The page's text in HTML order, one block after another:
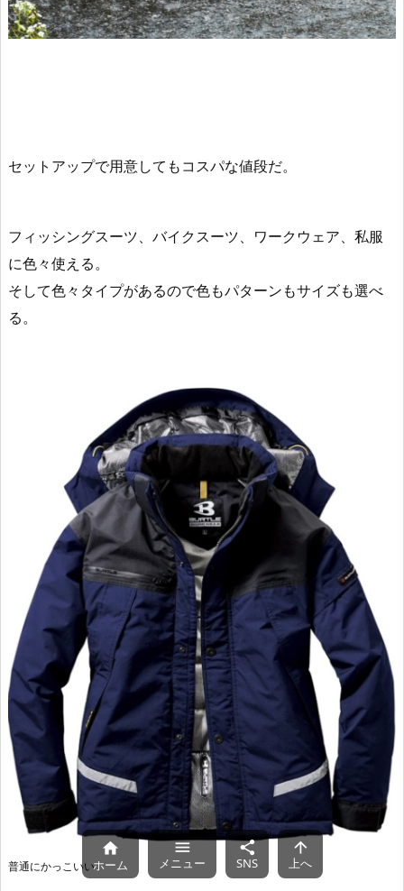
セットアップで用意してもコスパな値段だ。
フィッシングスーツ、バイクスーツ、ワークウェア、私服
に色々使える。
そして色々タイプがあるので色もパターンもサイズも選べ
る。
普通にかっこいい

ホーム

メニュー

SNS

上へ